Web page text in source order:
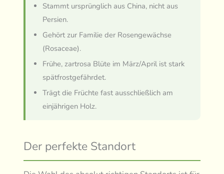
Stammt ursprünglich aus China, nicht aus
Persien.
Gehört zur Familie der Rosengewächse
(Rosaceae).
Frühe, zartrosa Blüte im März/April ist stark
spätfrostgefährdet.
Trägt die Früchte fast ausschließlich am
einjährigen Holz.
Der perfekte Standort